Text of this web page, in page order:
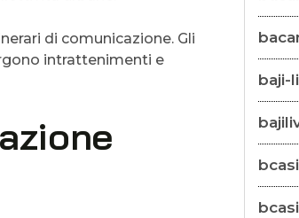
di comunicazione. Gli
intrattenimenti e
baji-